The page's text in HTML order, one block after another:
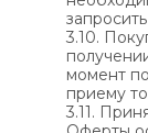
3.10.
момент
приему
3.11.